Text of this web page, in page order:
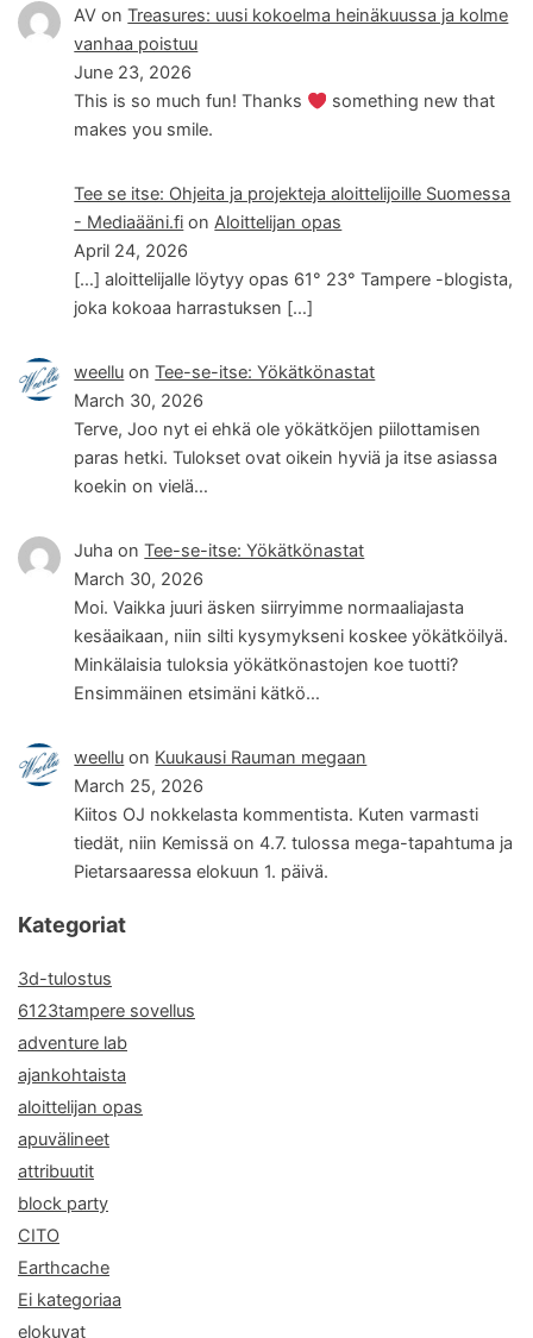
AV onTreasures: uusi kokoelma heinäkuussa ja kolme
vanhaa poistuu
June 23, 2026
This is so much fun! Thanks
something new that
makes you smile.
Tee se itse: Ohjeita ja projekteja aloittelijoille Suomessa
- Mediaääni.fi onAloittelijan opas
April 24, 2026
[…] aloittelijalle löytyy opas 61° 23° Tampere -blogista,
joka kokoaa harrastuksen […]
weellu onTee-se-itse: Yökätkönastat
March 30, 2026
Terve, Joo nyt ei ehkä ole yökätköjen piilottamisen
paras hetki. Tulokset ovat oikein hyviä ja itse asiassa
koekin on vielä…
Juha onTee-se-itse: Yökätkönastat
March 30, 2026
Moi. Vaikka juuri äsken siirryimme normaaliajasta
kesäaikaan, niin silti kysymykseni koskee yökätköilyä.
Minkälaisia tuloksia yökätkönastojen koe tuotti?
Ensimmäinen etsimäni kätkö…
weellu on Kuukausi Rauman megaan
March 25, 2026
Kiitos OJ nokkelasta kommentista. Kuten varmasti
tiedät, niin Kemissä on 4.7. tulossa mega-tapahtuma ja
Pietarsaaressa elokuun 1. päivä.
Kategoriat
3d-tulostus
6123tampere sovellus
adventure lab
ajankohtaista
aloittelijan opas
apuvälineet
attribuutit
block party
CITO
Earthcache
Ei kategoriaa
elokuvat